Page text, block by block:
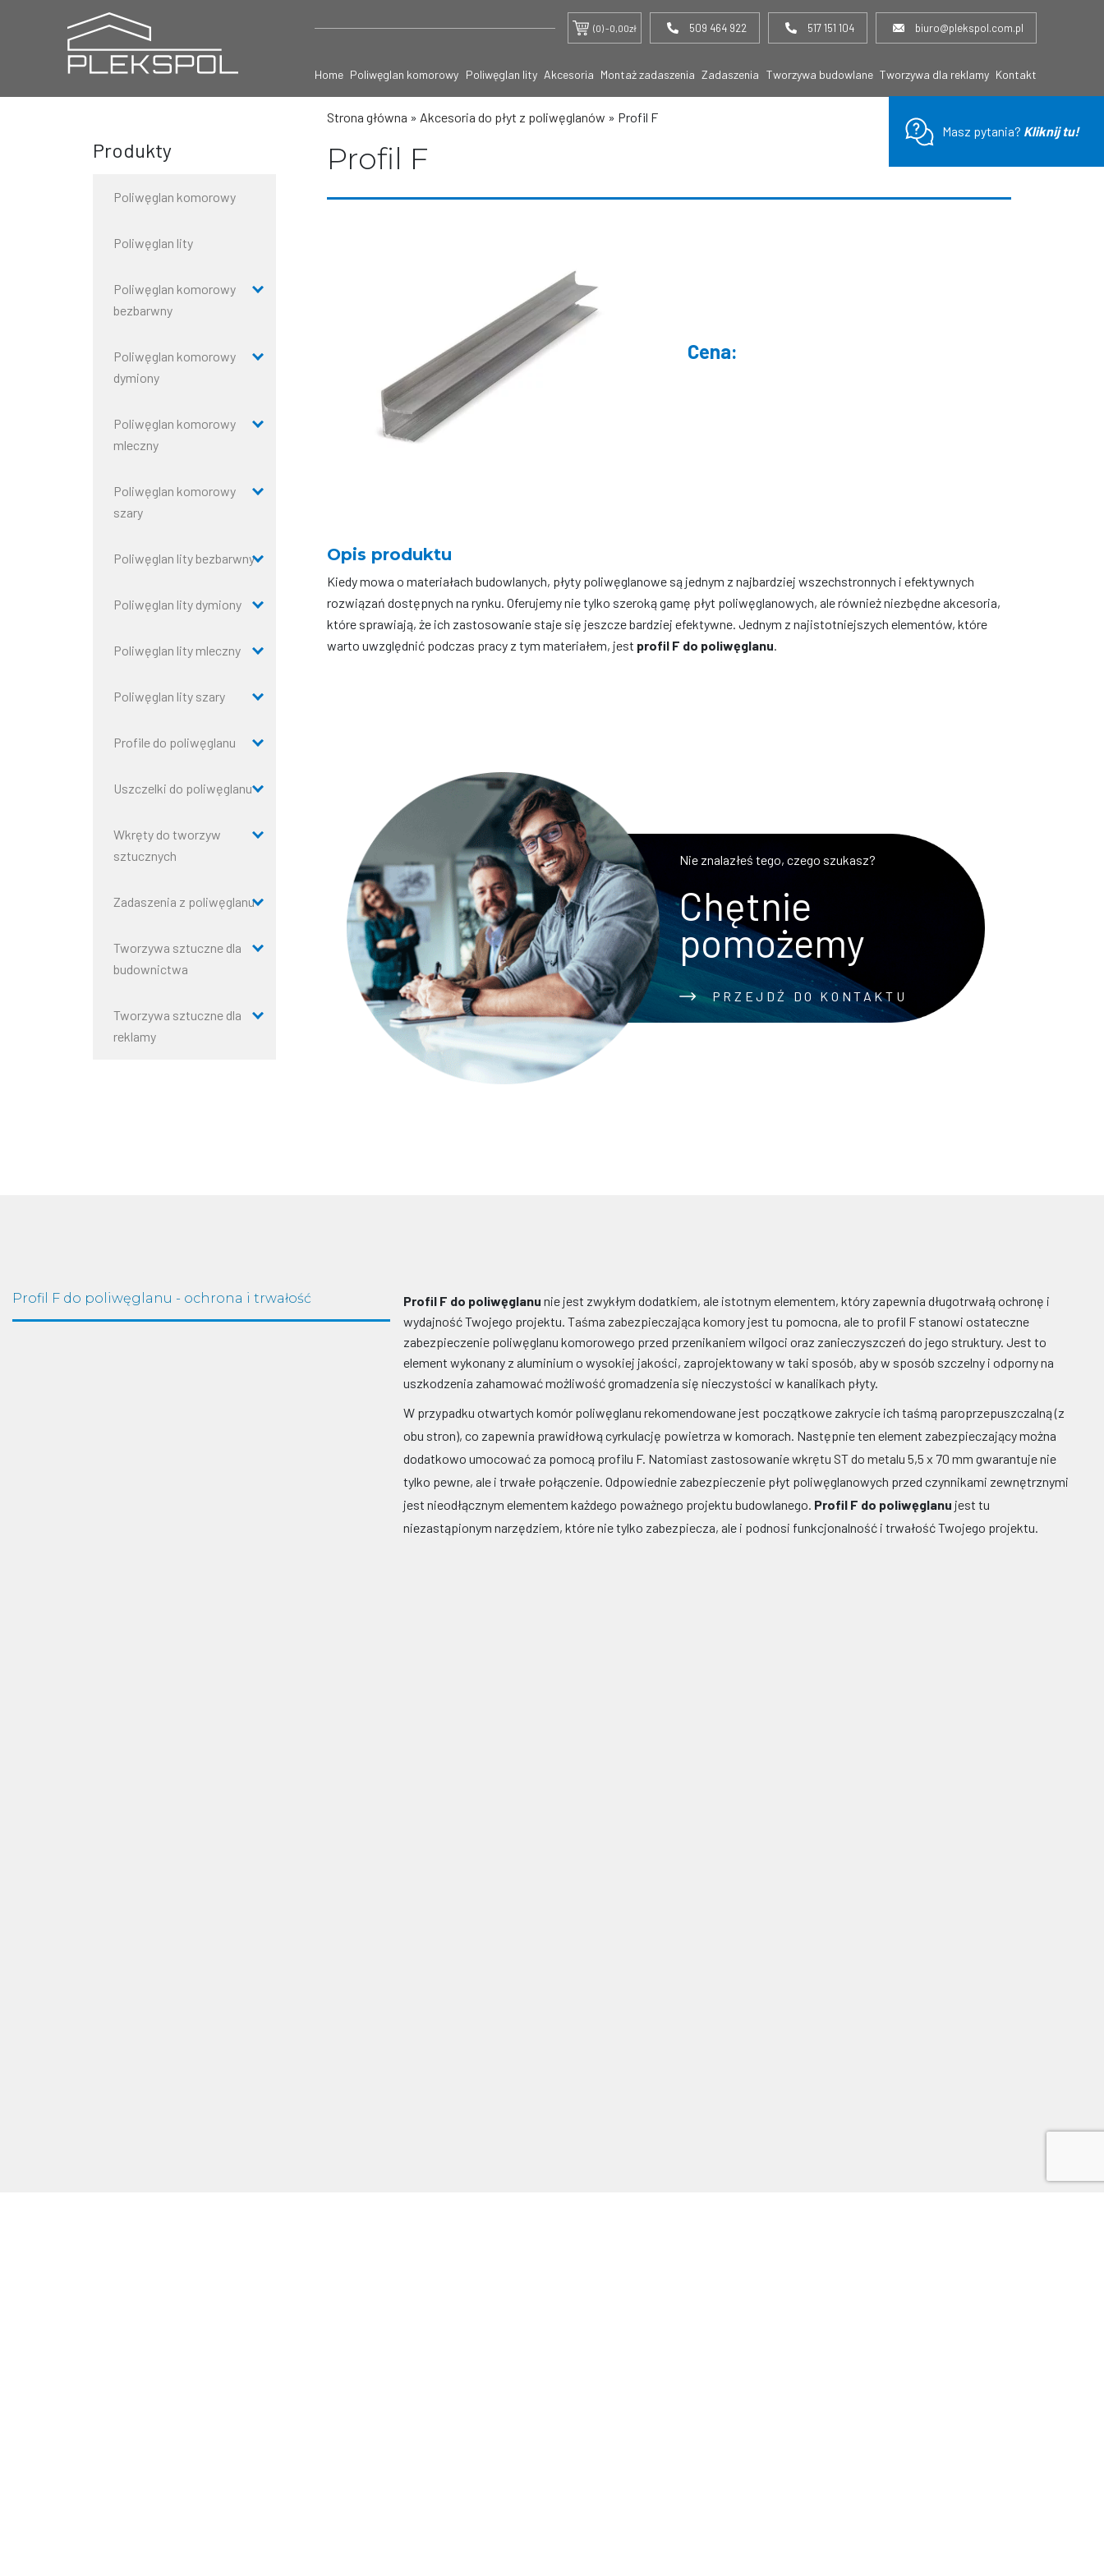
(0) -0,00zł 509 464 922 517 151 104 biuro@plekspol.com.pl
Home Poliwęglan komorowy Poliwęglan lity Akcesoria Montaż zadaszenia Zadaszenia Tworzywa budowlane Tworzywa dla reklamy Kontakt
Masz pytania? Kliknij tu!
Strona główna » Akcesoria do płyt z poliwęglanów » Profil F
Profil F
Opis produktu
Kiedy mowa o materiałach budowlanych, płyty poliwęglanowe są jednym z najbardziej wszechstronnych i efektywnych
rozwiązań dostępnych na rynku. Oferujemy nie tylko szeroką gamę płyt poliwęglanowych, ale również niezbędne akcesoria,
które sprawiają, że ich zastosowanie staje się jeszcze bardziej efektywne. Jednym z najistotniejszych elementów, które
warto uwzględnić podczas pracy z tym materiałem, jest profil F do poliwęglanu
Nie znalazłeś tego, czego szukasz?
Chętnie
pomożemy
PRZEJDŹ DO KONTAKTU
Produkty
Poliwęglan komorowy
Poliwęglan lity
Poliwęglan komorowy
bezbarwny
Poliwęglan komorowy
dymiony
Poliwęglan komorowy
mleczny
Poliwęglan komorowy
szary
Poliwęglan lity bezbarwny
Poliwęglan lity dymiony
Poliwęglan lity mleczny
Poliwęglan lity szary
Profile do poliwęglanu
Uszczelki do poliwęglanu
Wkręty do tworzyw
sztucznych
Zadaszenia z poliwęglanu
Tworzywa sztuczne dla
budownictwa
Tworzywa sztuczne dla
reklamy
Profil F do poliwęglanu - ochrona i trwałość Profil F do poliwęglanu nie jest zwykłym dodatkiem, ale istotnym elementem, który zapewnia długotrwałą ochronę i
wydajność Twojego projektu. Taśma zabezpieczająca komoryjest tu pomocna, ale to profil F stanowi ostateczne
zabezpieczenie poliwęglanu komorowego przed przenikaniem wilgoci oraz zanieczyszczeń do jego struktury. Jest to
element wykonany z aluminium o wysokiej jakości, zaprojektowany w taki sposób, aby w sposób szczelny i odporny na
uszkodzenia zahamować możliwość gromadzenia się nieczystości w kanalikach płyty.
W przypadku otwartych komór poliwęglanu rekomendowane jest początkowe zakrycie ich taśmą paroprzepuszczalną (z
obu stron), co zapewnia prawidłową cyrkulację powietrza w komorach. Następnie ten element zabezpieczający można
dodatkowo umocować za pomocą profilu F. Natomiast zastosowaniewkrętu ST do metalu 5,5 x 70 mm gwarantuje nie
tylko pewne, ale i trwałe połączenie. Odpowiednie zabezpieczenie płyt poliwęglanowych przed czynnikami zewnętrznymi
jest nieodłącznym elementem każdego poważnego projektu budowlanego. Profil F do poliwęglanu jest tu
niezastąpionym narzędziem, które nie tylko zabezpiecza, ale i podnosi funkcjonalność i trwałość Twojego projektu.